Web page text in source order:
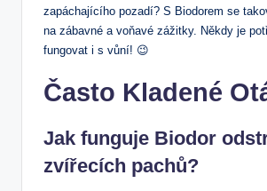
zapáchajícího pozadí? S Biodorem se
na zábavné a voňavé zážitky. Někdy je
fungovat i s vůní! 😉
Často Kladené
Jak funguje Biodor
zvířecích pachů?